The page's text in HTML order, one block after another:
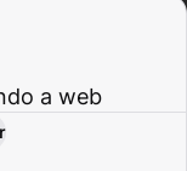
a web